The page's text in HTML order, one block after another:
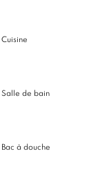
Cuisine
Salle de bain
Bac à douche